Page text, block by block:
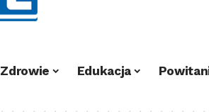
Zdrowie Edukacja